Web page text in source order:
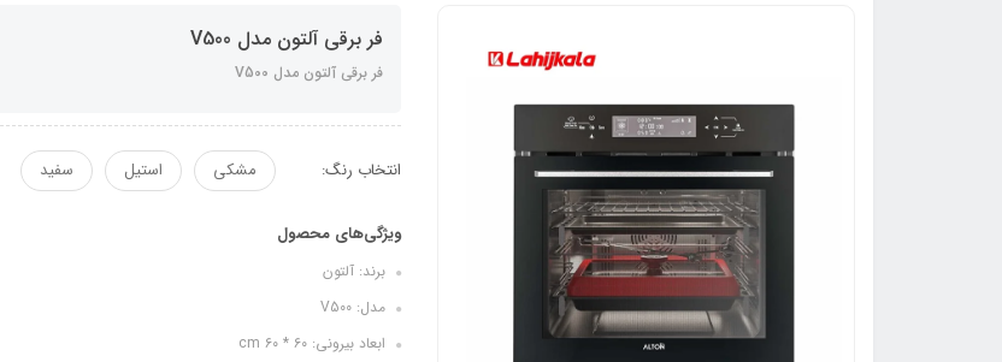
فر برقی آلتون مدل V500
فر برقی آلتون مدل V500
انتخاب رنگ: مشکی استیل سفید
ویژگی‌های محصول
برند: آلتون
مدل: V500
ابعاد بیرونی: ۶۰ * ۶۰ cm